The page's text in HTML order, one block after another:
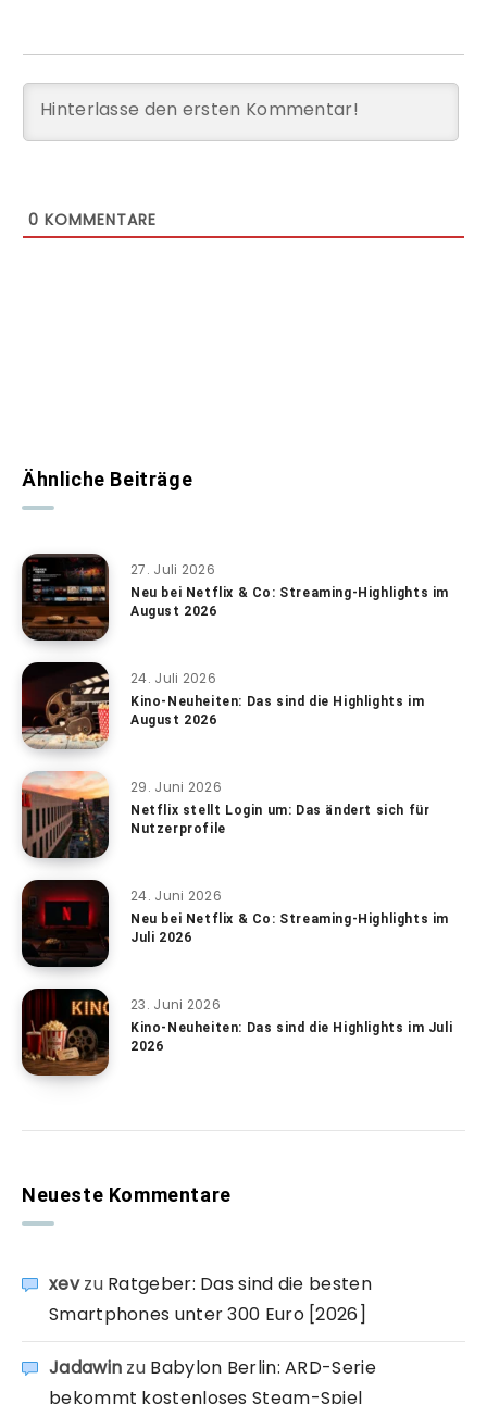
0 KOMMENTARE
Ähnliche Beiträge
27. Juli 2026
Neu bei Netflix & Co: Streaming-Highlights im
August 2026
24. Juli 2026
Kino-Neuheiten: Das sind die Highlights im
August 2026
29. Juni 2026
Netflix stellt Login um: Das ändert sich für
Nutzerprofile
24. Juni 2026
Neu bei Netflix & Co: Streaming-Highlights im
Juli 2026
23. Juni 2026
Kino-Neuheiten: Das sind die Highlights im Juli
2026
Neueste Kommentare
xevzu Ratgeber: Das sind die besten
Smartphones unter 300 Euro [2026]
Jadawin zu Babylon Berlin: ARD-Serie
bekommt kostenloses Steam-Spiel